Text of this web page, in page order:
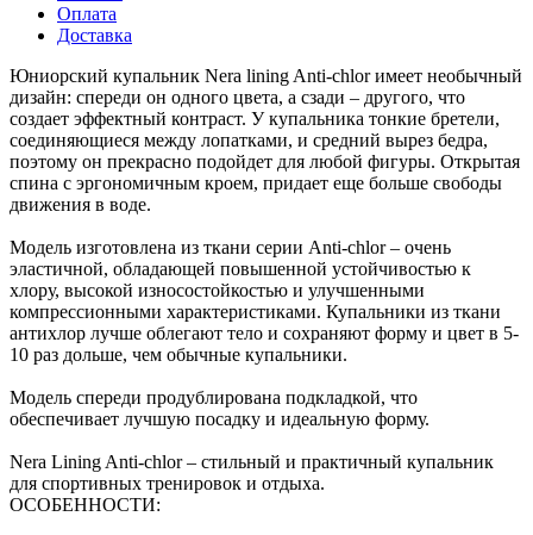
Оплата
Доставка
Юниорский купальник Nera lining Anti-сhlor имеет необычный
дизайн: спереди он одного цвета, а сзади – другого, что
создает эффектный контраст. У купальника тонкие бретели,
соединяющиеся между лопатками, и средний вырез бедра,
поэтому он прекрасно подойдет для любой фигуры. Открытая
спина с эргономичным кроем, придает еще больше свободы
движения в воде.
Модель изготовлена из ткани серии Anti-chlor – очень
эластичной, обладающей повышенной устойчивостью к
хлору, высокой износостойкостью и улучшенными
компрессионными характеристиками. Купальники из ткани
антихлор лучше облегают тело и сохраняют форму и цвет в 5-
10 раз дольше, чем обычные купальники.
Модель спереди продублирована подкладкой, что
обеспечивает лучшую посадку и идеальную форму.
Nera Lining Anti-сhlor – стильный и практичный купальник
для спортивных тренировок и отдыха.
ОСОБЕННОСТИ: